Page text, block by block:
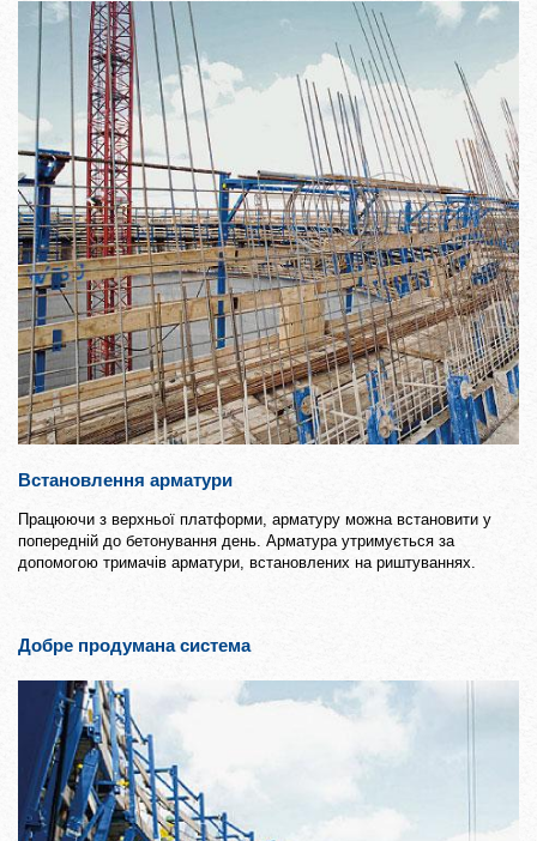
Встановлення арматури
Працюючи з верхньої платформи, арматуру можна встановити у
попередній до бетонування день. Арматура утримується за
допомогою тримачів арматури, встановлених на риштуваннях.
Добре продумана система